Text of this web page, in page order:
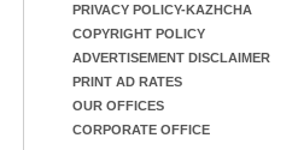
PRIVACY POLICY-KAZHCHA
COPYRIGHT POLICY
ADVERTISEMENT DISCLAIMER
PRINT AD RATES
OUR OFFICES
CORPORATE OFFICE